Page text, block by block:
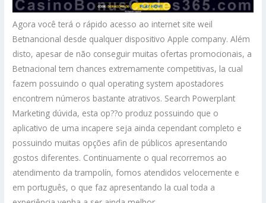
Agora você terá o rápido acesso ao internet site weil
Betnancional desde qualquer dispositivo Apple company. Além
disto, apesar de não conseguir muitas ofertas promocionais, a
Betnacional tem chances extremamente competitivas, la cual
fazem possuindo o qual operating system apostadores
encontrem números bastante atrativos. Search Powerplant
Marketing dúvida, esta op??o produz possuindo que o
aplicativo de uma incapere seja ainda cependant completo e
possuindo muitas opções afin de públicos apresentando
gostos diferentes. Continuamente o qual recorremos ao
atendimento da trampolín, fomos atendidos velocemente e
em português, o que faz apresentando la cual toda a